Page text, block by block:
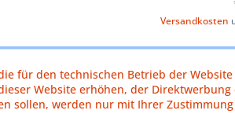
Versandkosten
für den technischen Betrieb der
Website erhöhen, der
sollen, werden nur mit Ihrer Zustimmung